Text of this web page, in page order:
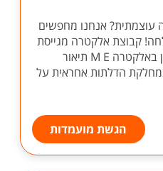
עוצמתית? אנחנו מחפשים
קבוצת אלקטרה מגייסת
מתאם/ת תפעול לאזור הצפון באלקטרה M E תיאור
הדלתות אחראית על
הגשת מועמדות